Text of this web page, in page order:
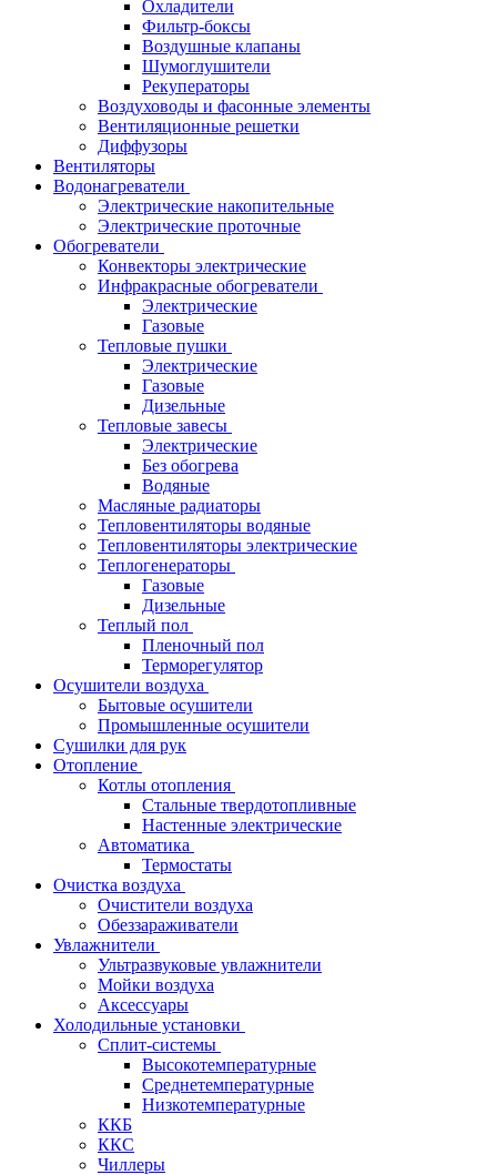
Охладители
Фильтр-боксы
Воздушные клапаны
Шумоглушители
Рекуператоры
Воздуховоды и фасонные элементы
Вентиляционные решетки
Диффузоры
Вентиляторы
Водонагреватели
Электрические накопительные
Электрические проточные
Обогреватели
Конвекторы электрические
Инфракрасные обогреватели
Электрические
Газовые
Тепловые пушки
Электрические
Газовые
Дизельные
Тепловые завесы
Электрические
Без обогрева
Водяные
Масляные радиаторы
Тепловентиляторы водяные
Тепловентиляторы электрические
Теплогенераторы
Газовые
Дизельные
Теплый пол
Пленочный пол
Терморегулятор
Осушители воздуха
Бытовые осушители
Промышленные осушители
Сушилки для рук
Отопление
Котлы отопления
Стальные твердотопливные
Настенные электрические
Автоматика
Термостаты
Очистка воздуха
Очистители воздуха
Обеззараживатели
Увлажнители
Ультразвуковые увлажнители
Мойки воздуха
Аксессуары
Холодильные установки
Сплит-системы
Высокотемпературные
Среднетемпературные
Низкотемпературные
ККБ
ККС
Чиллеры